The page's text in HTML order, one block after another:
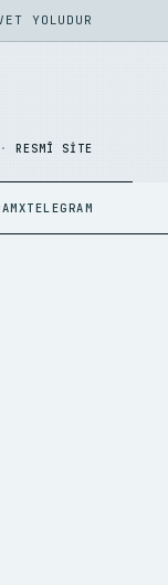
YOLUDUR
RESMÎ SITE
XTELEGRAM